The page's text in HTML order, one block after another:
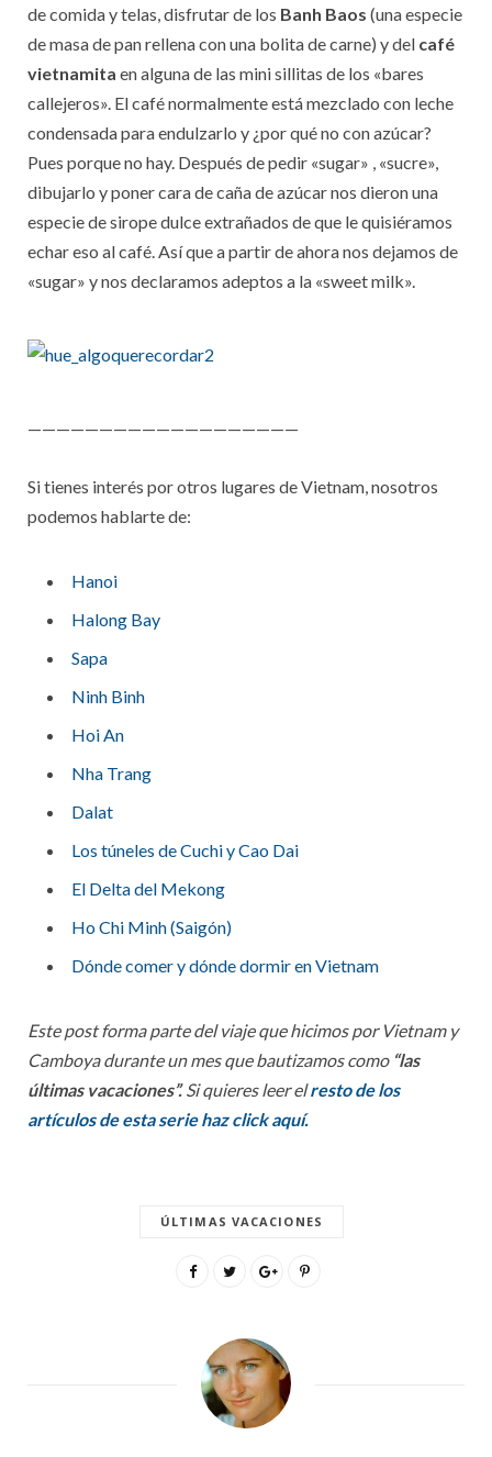
de comida y telas, disfrutar de los Banh Baos (una especie
de masa de pan rellena con una bolita de carne) y del café
vietnamita en alguna de las mini sillitas de los «bares
callejeros». El café normalmente está mezclado con leche
condensada para endulzarlo y ¿por qué no con azúcar?
Pues porque no hay. Después de pedir «sugar» , «sucre»,
dibujarlo y poner cara de caña de azúcar nos dieron una
especie de sirope dulce extrañados de que le quisiéramos
echar eso al café. Así que a partir de ahora nos dejamos de
«sugar» y nos declaramos adeptos a la «sweet milk».
———————————————————
Si tienes interés por otros lugares de Vietnam, nosotros
podemos hablarte de:
Hanoi
Halong Bay
Sapa
Ninh Binh
Hoi An
Nha Trang
Dalat
Los túneles de Cuchi y Cao Dai
El Delta del Mekong
Ho Chi Minh (Saigón)
Dónde comer y dónde dormir en Vietnam
Este post forma parte del viaje que hicimos por Vietnam y
Camboya durante un mes que bautizamos como “las
últimas vacaciones”.Si quieres leer elresto de los
artículos de esta serie haz click aquí.
ÚLTIMAS VACACIONES